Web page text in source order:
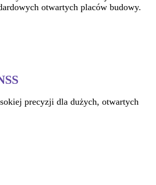
otwartych placów budowy.
precyzji dla dużych, otwartych